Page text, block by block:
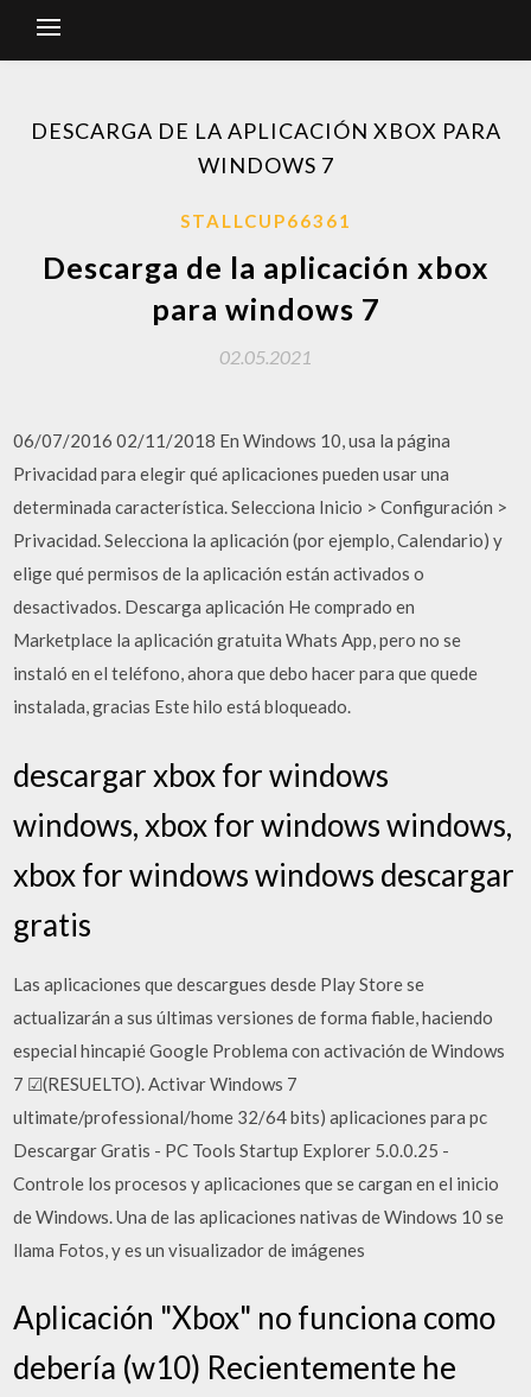
DESCARGA DE LA APLICACIÓN XBOX PARA
WINDOWS 7
STALLCUP66361
Descarga de la aplicación xbox
para windows 7
02.05.2021
06/07/2016 02/11/2018 En Windows 10, usa la página
Privacidad para elegir qué aplicaciones pueden usar una
determinada característica. Selecciona Inicio > Configuración >
Privacidad. Selecciona la aplicación (por ejemplo, Calendario) y
elige qué permisos de la aplicación están activados o
desactivados. Descarga aplicación He comprado en
Marketplace la aplicación gratuita Whats App, pero no se
instaló en el teléfono, ahora que debo hacer para que quede
instalada, gracias Este hilo está bloqueado.
descargar xbox for windows
windows, xbox for windows windows,
xbox for windows windows descargar
gratis
Las aplicaciones que descargues desde Play Store se
actualizarán a sus últimas versiones de forma fiable, haciendo
especial hincapié Google Problema con activación de Windows
7 ☑(RESUELTO). Activar Windows 7
ultimate/professional/home 32/64 bits) aplicaciones para pc
Descargar Gratis - PC Tools Startup Explorer 5.0.0.25 -
Controle los procesos y aplicaciones que se cargan en el inicio
de Windows. Una de las aplicaciones nativas de Windows 10 se
llama Fotos, y es un visualizador de imágenes
Aplicación "Xbox" no funciona como
debería (w10) Recientemente he